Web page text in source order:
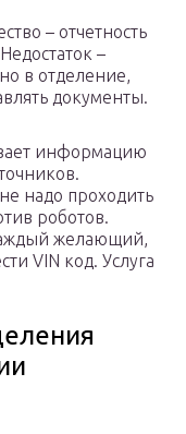
– отчетность
–
в отделение,
документы.
информацию
надо проходить
роботов.
желающий,
VIN код. Услуга